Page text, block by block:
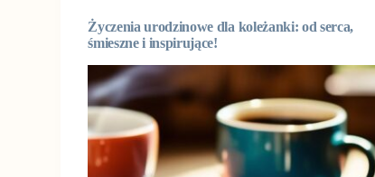
Życzenia urodzinowe dla koleżanki: od serca,
śmieszne i inspirujące!